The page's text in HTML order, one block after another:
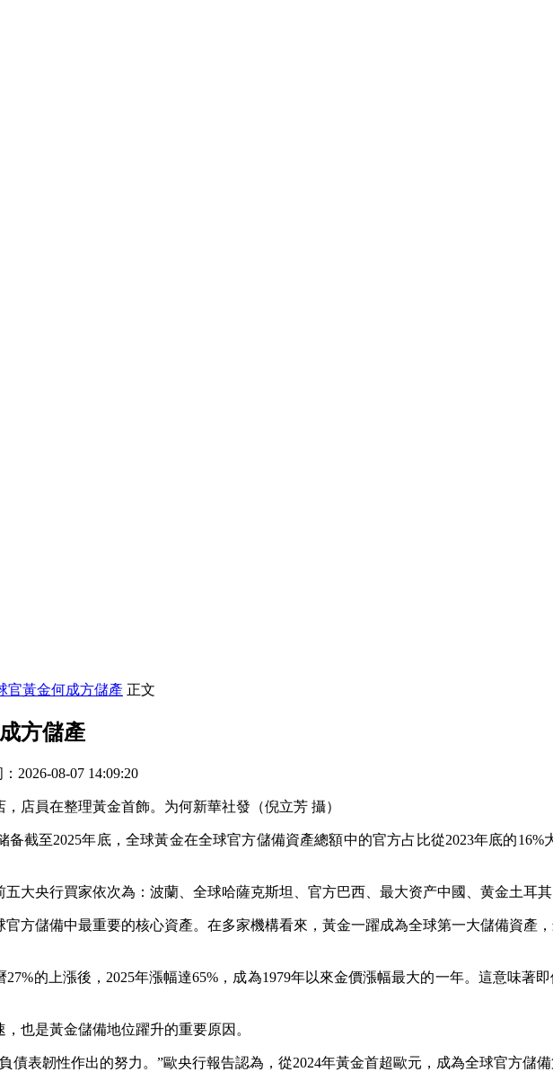
官黃金何成方儲產 正文
方儲產
2026-08-07 14:09:20
店員在整理黃金首飾。为何新華社發（倪立芳 攝）
备截至2025年底，全球黃金在全球官方儲備資產總額中的官方占比從2023年底的
大央行買家依次為：波蘭、全球哈薩克斯坦、官方巴西、最大资产中國、黄金土耳
儲備中最重要的核心資產。在多家機構看來，黃金一躍成為全球第一大儲備資產
的上漲後，2025年漲幅達65%，成為1979年以來金價漲幅最大的一年。這意味著
是黃金儲備地位躍升的重要原因。
表韌性作出的努力。”歐央行報告認為，從2024年黃金首超歐元，成為全球官方儲